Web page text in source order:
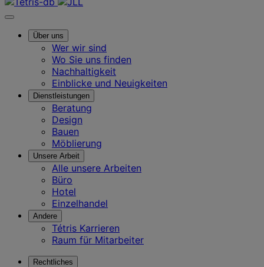
Über uns
Wer wir sind
Wo Sie uns finden
Nachhaltigkeit
Einblicke und Neuigkeiten
Dienstleistungen
Beratung
Design
Bauen
Möblierung
Unsere Arbeit
Alle unsere Arbeiten
Büro
Hotel
Einzelhandel
Andere
Tétris Karrieren
Raum für Mitarbeiter
Rechtliches